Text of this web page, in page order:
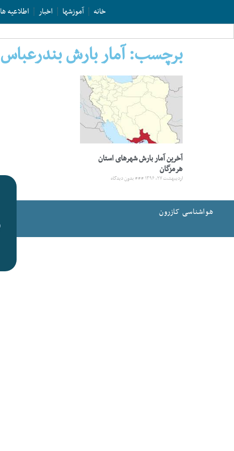
خانه آموزشها اخبار اطلاعیه ها
برچسب: آمار بارش بندرعباس
آخرین آمار بارش شهرهای استان
هرمزگان
اردیبهشت ۲۷, ۱۳۹۶ بدون دیدگاه
هواشناسی کازرون